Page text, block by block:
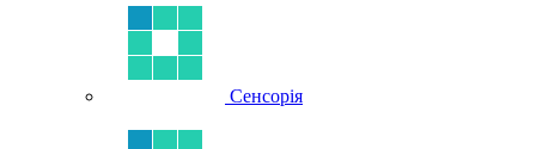
Сенсорія